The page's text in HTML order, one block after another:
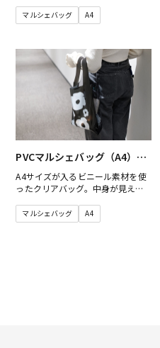
柔らかい素材です。他にはないデ
ザインのクリアマルシェバッグを
マルシェバッグ A4
PVCマルシェバッグ（A4）梨
地黒
A4サイズが入るビニール素材を使
ったクリアバッグ。中身が見える
柔らかい素材です。他にはないデ
ザインのクリアマルシェバッグを
マルシェバッグ A4